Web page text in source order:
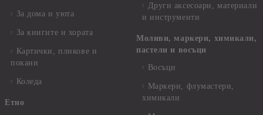
За дома и уюта
За книгите и хората
Картички, пликове и
покани
Коледа
Етно
Други аксесоари, материали
и инструменти
Моливи, маркери, химикали,
пастели и восъци
Восъци
Маркери, флумастери,
химикали